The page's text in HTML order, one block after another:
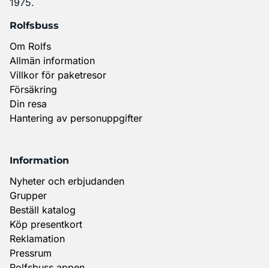
Rolfsbuss
Om Rolfs
Allmän information
Villkor för paketresor
Försäkring
Din resa
Hantering av personuppgifter
Information
Nyheter och erbjudanden
Grupper
Beställ katalog
Köp presentkort
Reklamation
Pressrum